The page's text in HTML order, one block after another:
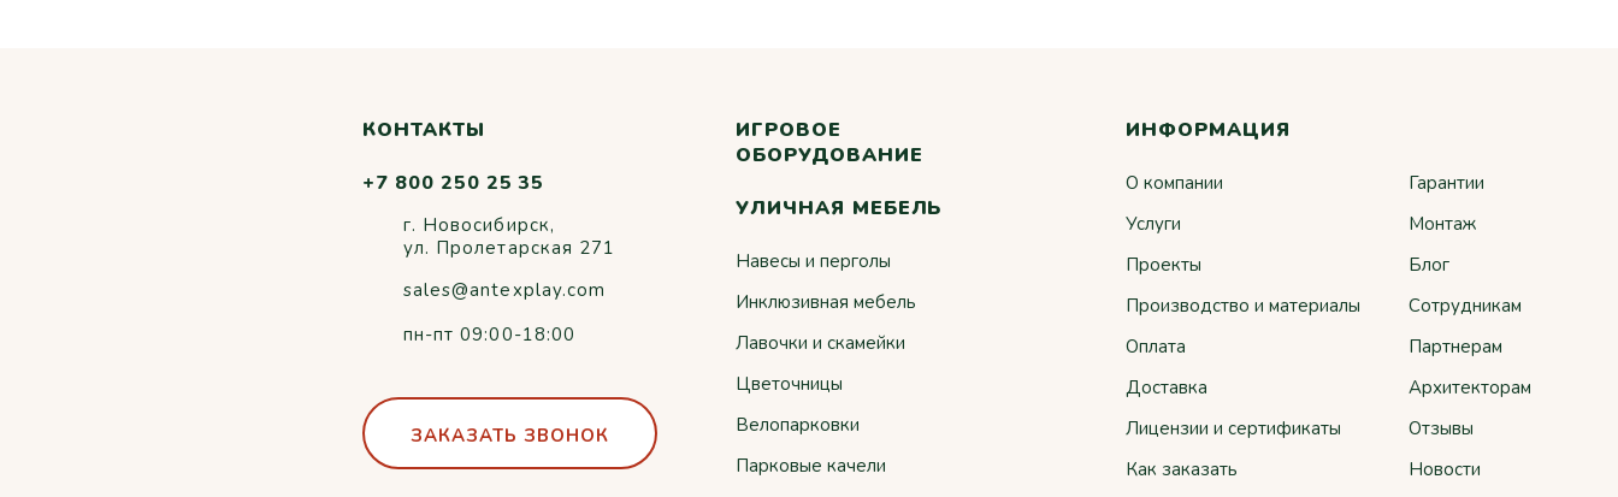
КОНТАКТЫ
+7 800 250 25 35
г. Новосибирск,
ул. Пролетарская 271
sales@antexplay.com
пн-пт 09:00-18:00
ЗАКАЗАТЬ ЗВОНОК
ИГРОВОЕ
ОБОРУДОВАНИЕ
УЛИЧНАЯ МЕБЕЛЬ
Навесы и перголы
Инклюзивная мебель
Лавочки и скамейки
Цветочницы
Велопарковки
Парковые качели
ИНФОРМАЦИЯ
О компании
Услуги
Проекты
Производство и материалы
Оплата
Доставка
Лицензии и сертификаты
Как заказать
Гарантии
Монтаж
Блог
Сотрудникам
Партнерам
Архитекторам
Отзывы
Новости